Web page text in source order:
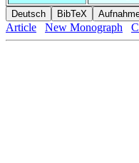
Article New Monograph